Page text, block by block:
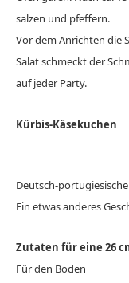
salzen und pfeffern.
Vor dem Anrichten die
Salat schmeckt der
auf jeder Party.
Kürbis-Käsekuchen
Deutsch-
Ein etwas anderes
Zutaten für eine 26
Für den Boden